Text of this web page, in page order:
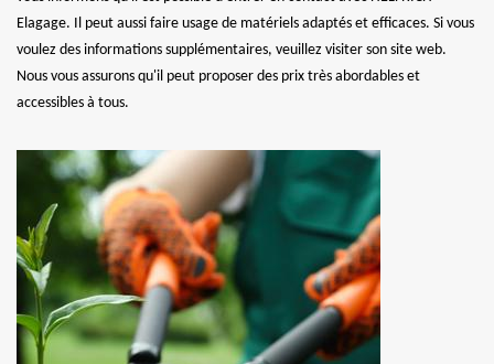
Elagage. Il peut aussi faire usage de matériels adaptés et efficaces. Si vous
voulez des informations supplémentaires, veuillez visiter son site web.
Nous vous assurons qu'il peut proposer des prix très abordables et
accessibles à tous.